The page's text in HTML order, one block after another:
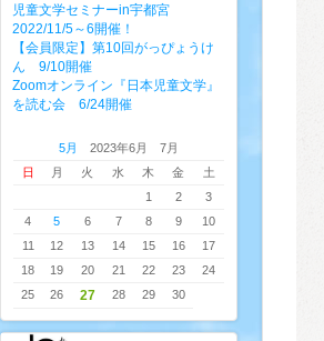
児童文学セミナーin宇都宮
2022/11/5～6開催！
【会員限定】第10回がっぴょうけ
ん 9/10開催
Zoomオンライン『日本児童文学』
を読む会 6/24開催
5月
2023年6月 7月
日
月 火 水 木 金
土
1
2
3
4
5 6 7 8 9
10
11
12 13 14 15 16
17
18
19 20 21 22 23
24
25
26 27 28 29 30